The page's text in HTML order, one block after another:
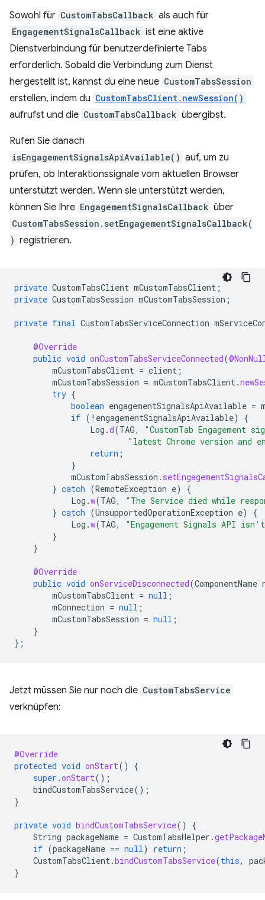
Sowohl für CustomTabsCallback als auch für
EngagementSignalsCallback ist eine aktive
Dienstverbindung für benutzerdefinierte Tabs
erforderlich. Sobald die Verbindung zum Dienst
hergestellt ist, kannst du eine neue CustomTabsSession
erstellen, indem du CustomTabsClient.newSession()
aufrufst und die CustomTabsCallback übergibst.
Rufen Sie danach
isEngagementSignalsApiAvailable() auf, um zu
prüfen, ob Interaktionssignale vom aktuellen Browser
unterstützt werden. Wenn sie unterstützt werden,
können Sie Ihre EngagementSignalsCallback über
CustomTabsSession.setEngagementSignalsCallback(
) registrieren.
private CustomTabsClient mCustomTabsClient ;
private CustomTabsSession mCustomTabsSession ;
private final CustomTabsServiceConnection
@Override
public void onCustomTabsServiceConnected(
mCustomTabsClient = client ;
mCustomTabsSession = mCustomTabsClient.
try {
boolean engagementSignalsApiAvailable =
if ( ! engagementSignalsApiAvailable)
{
Log .d(TAG,
"CustomTab
"latest Chrome version and
return ;
}
mCustomTabsSession .
} catch (RemoteException e)
{
Log .w(TAG,
"The Service died while
} catch (UnsupportedOperationException e)
{
Log .w(TAG,
"Engagement Signals API
}
}
@Override
public void onServiceDisconnected(ComponentName
mCustomTabsClient = null ;
mConnection = null ;
mCustomTabsSession = null ;
}
};
Jetzt müssen Sie nur noch die CustomTabsService
verknüpfen:
@Override
protected void onStart()
{
super .onStart();
bindCustomTabsService();
}
private void bindCustomTabsService()
{
String packageName = CustomTabsHelper .
if (packageName == null) return ;
CustomTabsClient.bindCustomTabsService(this,
}